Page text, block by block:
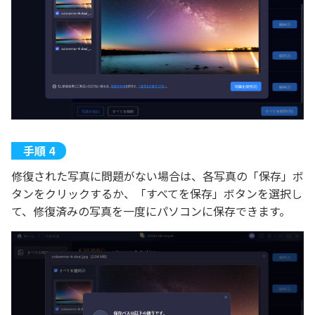
修復された写真に問題がない場合は、各写真の「保存」ボ
タンをクリックするか、「すべてを保存」ボタンを選択し
て、修復済みの写真を一度にパソコンに保存できます。